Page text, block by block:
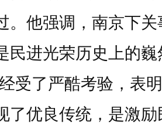
。他强调，南京下
民进光荣历史上的
受了严酷考验，表
了优良传统，是激